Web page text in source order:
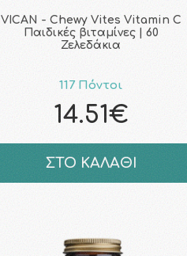
VICAN - Chewy Vites Vitamin C
Παιδικές βιταμίνες | 60
Ζελεδάκια
117 Πόντοι
14.51€
ΣΤΟ ΚΑΛΑΘΙ